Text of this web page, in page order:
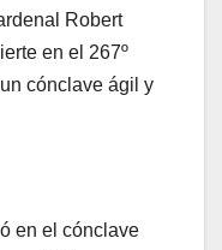
Robert
en el 267º
cónclave ágil y
en el cónclave